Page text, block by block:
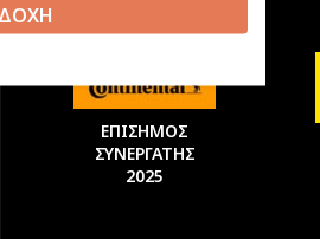
ΕΠΙΣΗΜΟΣ
ΣΥΝΕΡΓΑΤΗΣ
2025